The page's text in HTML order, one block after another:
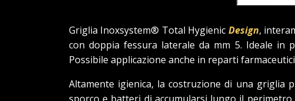
Griglia Inoxsystem® Total Hygienic Design,
con doppia fessura laterale da mm 5. Ideale in
Possibile applicazione anche in reparti
Altamente igienica, la costruzione di una
sporco e batteri di accumularsi lungo il